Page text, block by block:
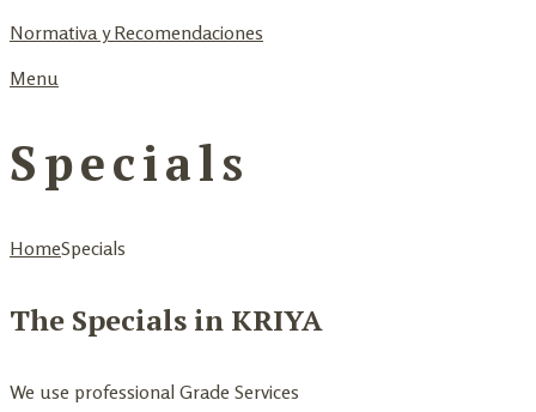
Normativa y Recomendaciones
Menu
Specials
HomeSpecials
The Specials in KRIYA
We use professional Grade Services